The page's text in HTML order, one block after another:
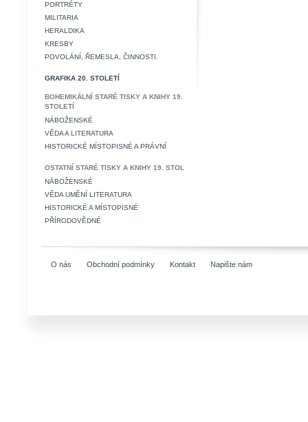
PORTRÉTY
MILITARIA
HERALDIKA
KRESBY
POVOLÁNÍ, ŘEMESLA, ČINNOSTI.
GRAFIKA 20. STOLETÍ
BOHEMIKÁLNÍ STARÉ TISKY A KNIHY 19.
STOLETÍ
NÁBOŽENSKÉ
VĚDA A LITERATURA
HISTORICKÉ MÍSTOPISNÉ A PRÁVNÍ
OSTATNÍ STARÉ TISKY A KNIHY 19. STOL
NÁBOŽENSKÉ
VĚDA UMĚNÍ LITERATURA
HISTORICKÉ A MÍSTOPISNÉ
PŘÍRODOVĚDNÉ
O nás Obchodní podmínky Kontakt Napište nám